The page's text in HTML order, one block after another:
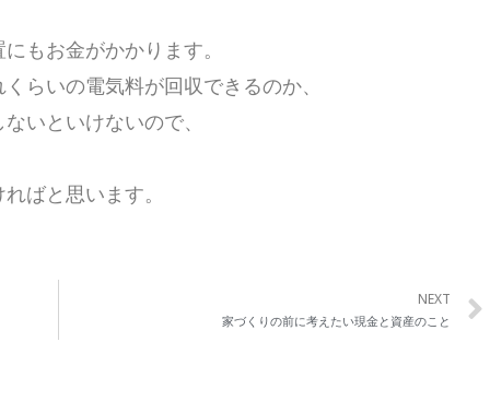
もお金がかかります。
らいの電気料が回収できるのか、
いといけないので、
ばと思います。
NEXT
家づくりの前に考えたい現金と資産のこと